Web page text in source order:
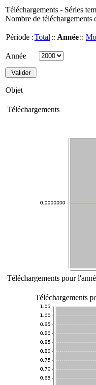
Téléchargements - Séries
Nombre de téléchargements
Période :Total :: Année::
Année
Objet
Téléchargements
Téléchargements pour
Téléchargements